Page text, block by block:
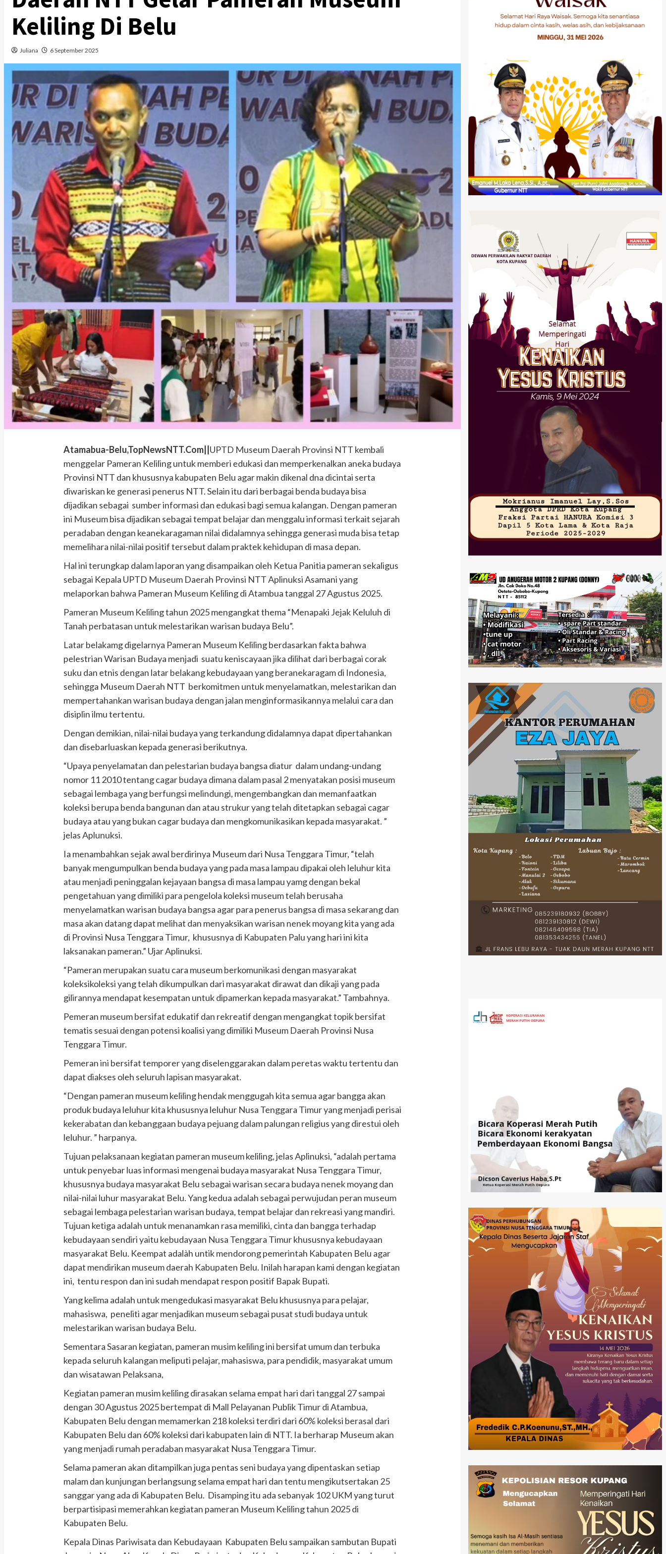
Keliling Di Belu
Juliana 6 September 2025
Atamabua-Belu,TopNewsNTT.Com|| UPTD Museum Daerah Provinsi NTT kembali
menggelar Pameran Keliling untuk memberi edukasi dan memperkenalkan aneka budaya
Provinsi NTT dan khususnya kabupaten Belu agar makin dikenal dna dicintai serta
diwariskan ke generasi penerus NTT. Selain itu dari berbagai benda budaya bisa
dijadikan sebagai sumber informasi dan edukasi bagi semua kalangan. Dengan pameran
ini Museum bisa dijadikan sebagai tempat belajar dan menggalu informasi terkait sejarah
peradaban dengan keanekaragaman nilai didalamnya sehingga generasi muda bisa tetap
memelihara nilai-nilai positif tersebut dalam praktek kehidupan di masa depan.
Hal ini terungkap dalam laporan yang disampaikan oleh Ketua Panitia pameran sekaligus
sebagai Kepala UPTD Museum Daerah Provinsi NTT Aplinuksi Asamani yang
melaporkan bahwa Pameran Museum Keliling di Atambua tanggal 27 Agustus 2025.
Pameran Museum Keliling tahun 2025 mengangkat thema “Menapaki Jejak Keluluh di
Tanah perbatasan untuk melestarikan warisan budaya Belu”.
Latar belakamg digelarnya Pameran Museum Keliling berdasarkan fakta bahwa
pelestrian Warisan Budaya menjadi suatu keniscayaan jika dilihat dari berbagai corak
suku dan etnis dengan latar belakang kebudayaan yang beranekaragam di Indonesia,
sehingga Museum Daerah NTT berkomitmen untuk menyelamatkan, melestarikan dan
mempertahankan warisan budaya dengan jalan menginformasikannya melalui cara dan
disiplin ilmu tertentu.
Dengan demikian, nilai-nilai budaya yang terkandung didalamnya dapat dipertahankan
dan disebarluaskan kepada generasi berikutnya.
“Upaya penyelamatan dan pelestarian budaya bangsa diatur dalam undang-undang
nomor 11 2010 tentang cagar budaya dimana dalam pasal 2 menyatakan posisi museum
sebagai lembaga yang berfungsi melindungi, mengembangkan dan memanfaatkan
koleksi berupa benda bangunan dan atau strukur yang telah ditetapkan sebagai cagar
budaya atau yang bukan cagar budaya dan mengkomunikasikan kepada masyarakat. ”
jelas Aplunuksi.
Ia menambahkan sejak awal berdirinya Museum dari Nusa Tenggara Timur, “telah
banyak mengumpulkan benda budaya yang pada masa lampau dipakai oleh leluhur kita
atau menjadi peninggalan kejayaan bangsa di masa lampau yamg dengan bekal
pengetahuan yang dimiliki para pengelola koleksi museum telah berusaha
menyelamatkan warisan budaya bangsa agar para penerus bangsa di masa sekarang dan
masa akan datang dapat melihat dan menyaksikan warisan nenek moyang kita yang ada
di Provinsi Nusa Tenggara Timur, khususnya di Kabupaten Palu yang hari ini kita
laksanakan pameran.” Ujar Aplinuksi.
“Pameran merupakan suatu cara museum berkomunikasi dengan masyarakat
koleksikoleksi yang telah dikumpulkan dari masyarakat dirawat dan dikaji yang pada
gilirannya mendapat kesempatan untuk dipamerkan kepada masyarakat.” Tambahnya.
Pemeran museum bersifat edukatif dan rekreatif dengan mengangkat topik bersifat
tematis sesuai dengan potensi koalisi yang dimiliki Museum Daerah Provinsi Nusa
Tenggara Timur.
Pemeran ini bersifat temporer yang diselenggarakan dalam peretas waktu tertentu dan
dapat diakses oleh seluruh lapisan masyarakat.
“Dengan pameran museum keliling hendak menggugah kita semua agar bangga akan
produk budaya leluhur kita khususnya leluhur Nusa Tenggara Timur yang menjadi perisai
kekerabatan dan kebanggaan budaya pejuang dalam palungan religius yang direstui oleh
leluhur. ” harpanya.
Tujuan pelaksanaan kegiatan pameran museum keliling, jelas Aplinuksi, “adalah pertama
untuk penyebar luas informasi mengenai budaya masyarakat Nusa Tenggara Timur,
khususnya budaya masyarakat Belu sebagai warisan secara budaya nenek moyang dan
nilai-nilai luhur masyarakat Belu. Yang kedua adalah sebagai perwujudan peran museum
sebagai lembaga pelestarian warisan budaya, tempat belajar dan rekreasi yang mandiri.
Tujuan ketiga adalah untuk menanamkan rasa memiliki, cinta dan bangga terhadap
kebudayaan sendiri yaitu kebudayaan Nusa Tenggara Timur khususnya kebudayaan
masyarakat Belu. Keempat adalàh untik mendorong pemerintah Kabupaten Belu agar
dapat mendirikan museum daerah Kabupaten Belu. Inilah harapan kami dengan kegiatan
ini, tentu respon dan ini sudah mendapat respon positif Bapak Bupati.
Yang kelima adalah untuk mengedukasi masyarakat Belu khususnya para pelajar,
mahasiswa, peneliti agar menjadikan museum sebagai pusat studi budaya untuk
melestarikan warisan budaya Belu.
Sementara Sasaran kegiatan, pameran musim keliling ini bersifat umum dan terbuka
kepada seluruh kalangan meliputi pelajar, mahasiswa, para pendidik, masyarakat umum
dan wisatawan Pelaksana,
Kegiatan pameran musim keliling dirasakan selama empat hari dari tanggal 27 sampai
dengan 30 Agustus 2025 bertempat di Mall Pelayanan Publik Timur di Atambua,
Kabupaten Belu dengan memamerkan 218 koleksi terdiri dari 60% koleksi berasal dari
Kabupaten Belu dan 60% koleksi dari kabupaten lain di NTT. Ia berharap Museum akan
yang menjadi rumah peradaban masyarakat Nusa Tenggara Timur.
Selama pameran akan ditampilkan juga pentas seni budaya yang dipentaskan setiap
malam dan kunjungan berlangsung selama empat hari dan tentu mengikutsertakan 25
sanggar yang ada di Kabupaten Belu. Disamping itu ada sebanyak 102 UKM yang turut
berpartisipasi memerahkan kegiatan pameran Museum Keliling tahun 2025 di
Kabupaten Belu.
Kepala Dinas Pariwisata dan Kebudayaan Kabupaten Belu sampaikan sambutan Bupati